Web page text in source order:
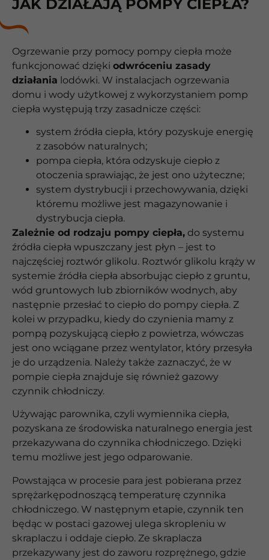
JAK DZIAŁAJĄ POMPY CIEPŁA?
Ogrzewanie przy pomocy pompy ciepła może
funkcjonować dzięki odwróceniu zasady
działania lodówki. W instalacjach ogrzewania
domu i wody użytkowej z wykorzystaniem pomp
ciepła występują trzy zasadnicze części:
system źródła ciepła, który pozyskuje energię
z zasobów naturalnych;
pompa ciepła, która odzyskuje ciepło z
otoczenia sprawiając, że jest ono użyteczne;
system dystrybucji i przechowywania, dzięki
któremu możliwe jest magazynowanie i
dystrybucja ciepła.
Zależnie od rodzaju pompy ciepła, do systemu
źródła ciepła wpuszczany jest płyn – jest to
najczęściej roztwór glikolu. Roztwór glikolu krąży w
systemie źródła ciepła absorbując ciepło z gruntu,
wód gruntowych lub zbiorników wodnych, aby
następnie przesłać to ciepło do pompy ciepła. Z
kolei w przypadku, kiedy do czynienia mamy z
pompą pozyskującą ciepło z powietrza, wówczas
jest ono wciągane przez wentylator, który przesyła
je do urządzenia. Należy także zaznaczyć, że w
pompie ciepła znajduje się również gazowy
czynnik chłodniczy.
Używając parownika, czyli wymiennika ciepła,
pozyskana ze środowiska naturalnego energia jest
przekazywana do czynnika chłodniczego. Dzięki
temu możliwe jest jego odparowanie.
Powstająca w procesie para jest pobierana przez
sprężarkępodnoszącą temperaturę czynnika
chłodniczego. W następnym etapie, czynnik ten
będąc w postaci gazowej ulega skropleniu w
skraplaczu i oddaje ciepło. Ze skraplacza
przekazywany jest do zaworu rozprężnego, gdzie